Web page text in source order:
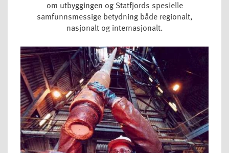
om utbyggingen og Statfjords spesielle
samfunnsmessige betydning både regionalt,
nasjonalt og internasjonalt.